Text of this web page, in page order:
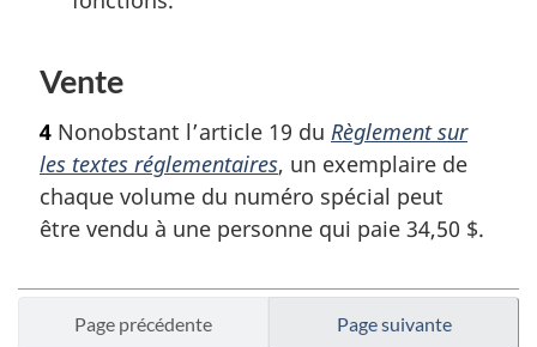
Vente
4 Nonobstant l’article 19 du Règlement sur
les textes réglementaires, un exemplaire de
chaque volume du numéro spécial peut
être vendu à une personne qui paie 34,50 $.
Page précédente Page suivante